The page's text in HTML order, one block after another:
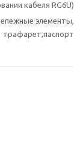
кабеля RG6U)
элементы,
трафарет,паспорт